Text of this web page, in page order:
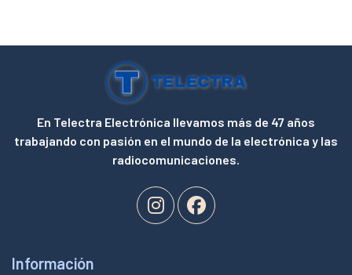
En Telectra Electrónica llevamos más de 47 años
trabajando con pasión en el mundo de la electrónica y las
radiocomunicaciones.
Información